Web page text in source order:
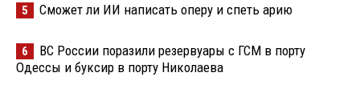
5 Сможет ли ИИ написать оперу и спеть арию
6
ВС России поразили резервуары с ГСМ в порту
Одессы и буксир в порту Николаева